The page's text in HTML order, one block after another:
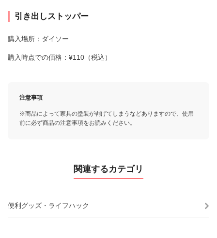
引き出しストッパー
購入場所：ダイソー
購入時点での価格：¥110（税込）
注意事項
※商品によって家具の塗装が剥げてしまうなどありますので、使用
前に必ず商品の注意事項をお読みください。
関連するカテゴリ
便利グッズ・ライフハック